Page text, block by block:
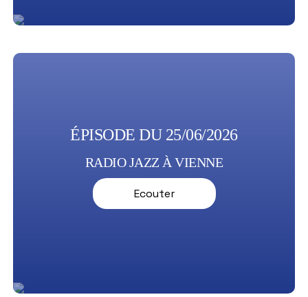
ÉPISODE DU 25/06/2026
RADIO JAZZ À VIENNE
Ecouter